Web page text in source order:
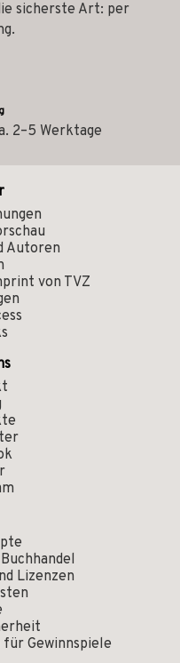
sicherste Art: per
2–5 Werktage
Autoren
von TVZ
Lizenzen
Gewinnspiele